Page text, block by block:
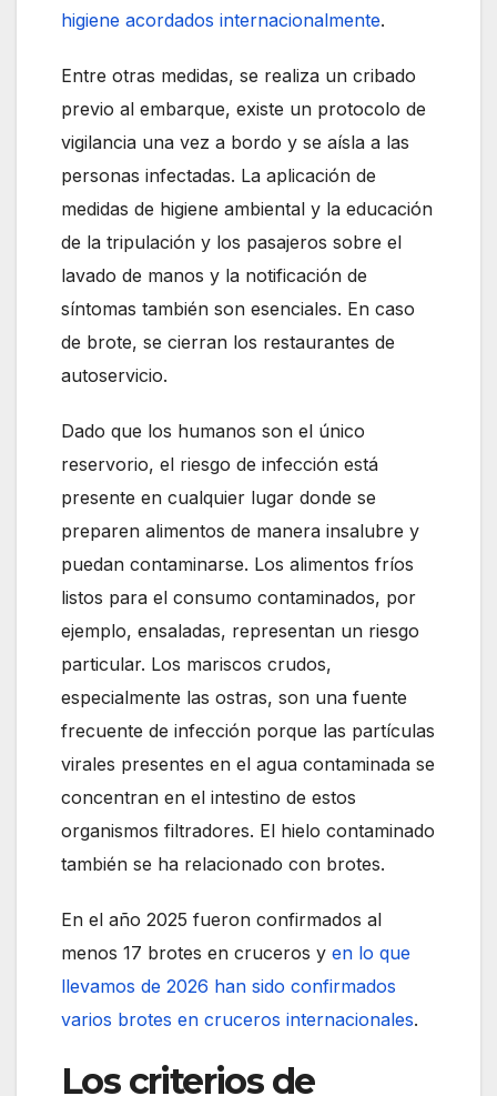
higiene acordados internacionalmente.
Entre otras medidas, se realiza un cribado
previo al embarque, existe un protocolo de
vigilancia una vez a bordo y se aísla a las
personas infectadas. La aplicación de
medidas de higiene ambiental y la educación
de la tripulación y los pasajeros sobre el
lavado de manos y la notificación de
síntomas también son esenciales. En caso
de brote, se cierran los restaurantes de
autoservicio.
Dado que los humanos son el único
reservorio, el riesgo de infección está
presente en cualquier lugar donde se
preparen alimentos de manera insalubre y
puedan contaminarse. Los alimentos fríos
listos para el consumo contaminados, por
ejemplo, ensaladas, representan un riesgo
particular. Los mariscos crudos,
especialmente las ostras, son una fuente
frecuente de infección porque las partículas
virales presentes en el agua contaminada se
concentran en el intestino de estos
organismos filtradores. El hielo contaminado
también se ha relacionado con brotes.
En el año 2025 fueron confirmados al
menos 17 brotes en cruceros y en lo que
llevamos de 2026 han sido confirmados
varios brotes en cruceros internacionales.
Los criterios de